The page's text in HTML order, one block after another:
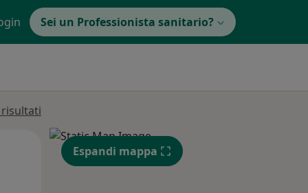
Sei un Professionista sanitario?
Gio, Ven,
14 Ago
Espandi mappa